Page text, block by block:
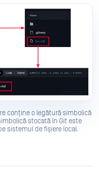
conține o legătură simbolică
stocată în Git este
sistemul de fișiere local.